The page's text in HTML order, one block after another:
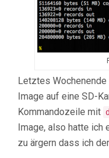
Letztes
Image auf eine SD-
Kommandozeile mit
Image, also hatte ich
zu ärgern dass ich